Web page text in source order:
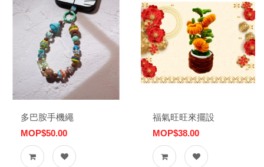
多巴胺手機繩
MOP$50.00
福氣旺旺來擺設
MOP$38.00